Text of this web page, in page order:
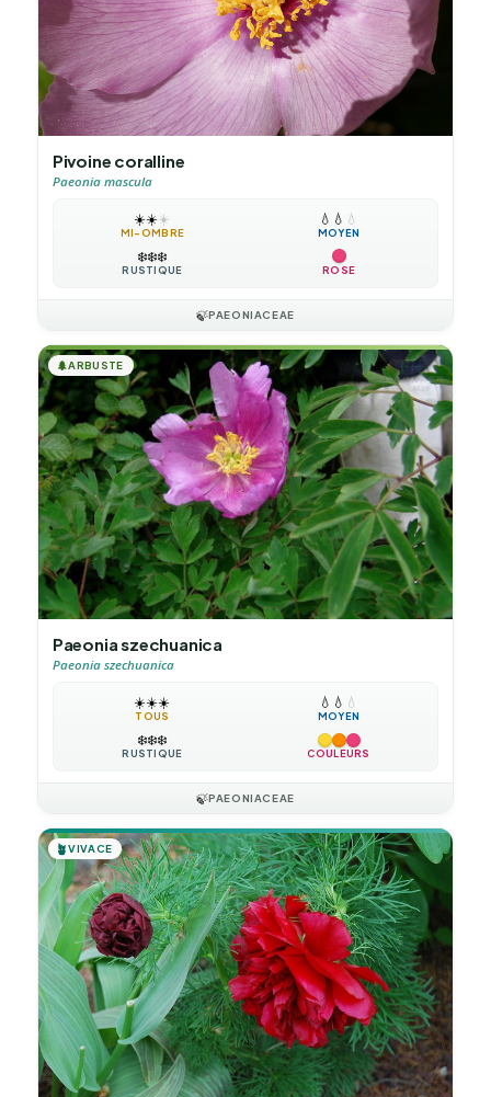
Pivoine coralline
Paeonia mascula
☀️☀️☀️
MI-OMBRE
💧 💧 💧
MOYEN
❄️❄️❄️
RUSTIQUE ROSE
🍃PAEONIACEAE
🌲ARBUSTE
Paeonia szechuanica
Paeonia szechuanica
☀️☀️☀️
TOUS
💧 💧 💧
MOYEN
❄️❄️❄️
RUSTIQUE COULEURS
🍃PAEONIACEAE
🪴VIVACE